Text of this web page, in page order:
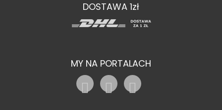
DOSTAWA 1zł
MY NA PORTALACH